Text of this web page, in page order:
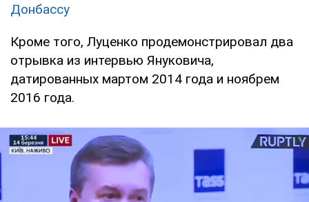
Донбассу
Кроме того, Луценко продемонстрировал два
отрывка из интервью Януковича,
датированных мартом 2014 года и ноябрем
2016 года.